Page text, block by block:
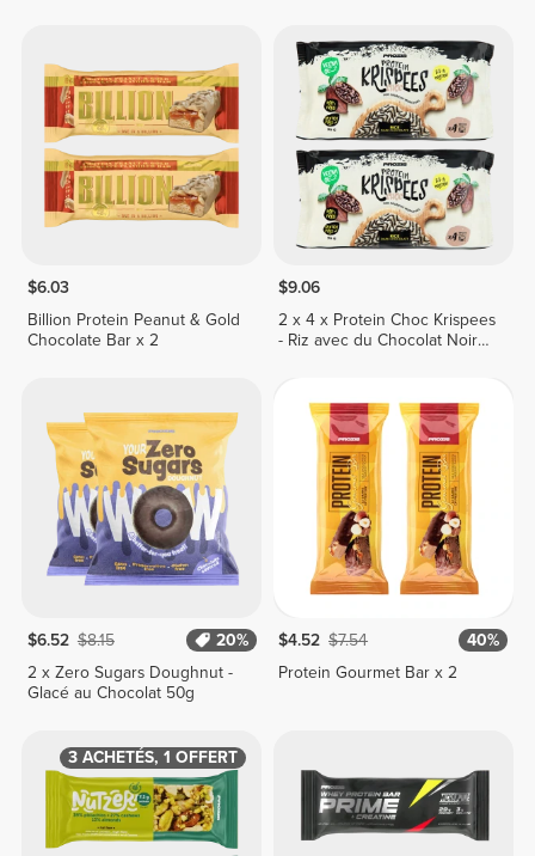
$6.03
Billion Protein Peanut & Gold
Chocolate Bar x 2
$9.06
2 x 4 x Protein Choc Krispees
- Riz avec du Chocolat Noir
$6.52 $8.15
20%
2 x Zero Sugars Doughnut -
Glacé au Chocolat 50g
$4.52 $7.54
40%
Protein Gourmet Bar x 2
3 ACHETÉS, 1 OFFERT